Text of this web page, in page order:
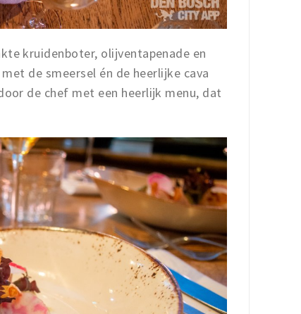
kruidenboter, olijventapenade en
de smeersel én de heerlijke cava
de chef met een heerlijk menu, dat